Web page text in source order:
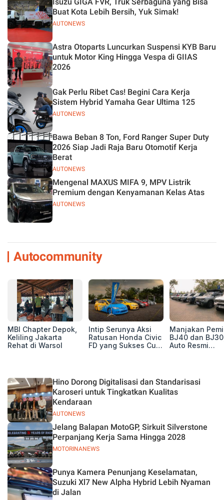
AUTONEWS
Buat Kota Lebih Bersih, Yuk Simak!
Astra Otoparts Luncurkan Suspensi KYB Baru
untuk Motor King Hingga Vespa di GIIAS
2026
AUTONEWS
Gak Perlu Ribet Cas! Begini Cara Kerja
Sistem Hybrid Yamaha Gear Ultima 125
AUTONEWS
Bawa Beban 8 Ton, Ford Ranger Super Duty
2026 Siap Jadi Raja Baru Otomotif Kerja
Berat
AUTONEWS
Mengenal MAXUS MIFA 9, MPV Listrik
Premium dengan Kenyamanan Kelas Atas
Autocommunity
MBI Chapter Depok,
Keliling Jakarta
Rehat di Warsol
Intip Serunya Aksi
Ratusan Honda Civic
FD yang Sukses Curi
Manjakan
BJ40 dan
Auto Resmi
AUTONEWS
Hino Dorong Digitalisasi dan Standarisasi
Karoseri untuk Tingkatkan Kualitas
Kendaraan
MOTORINANEWS
Jelang Balapan MotoGP, Sirkuit Silverstone
Perpanjang Kerja Sama Hingga 2028
Punya Kamera Penunjang Keselamatan,
Suzuki Xl7 New Alpha Hybrid Lebih Nyaman
di Jalan